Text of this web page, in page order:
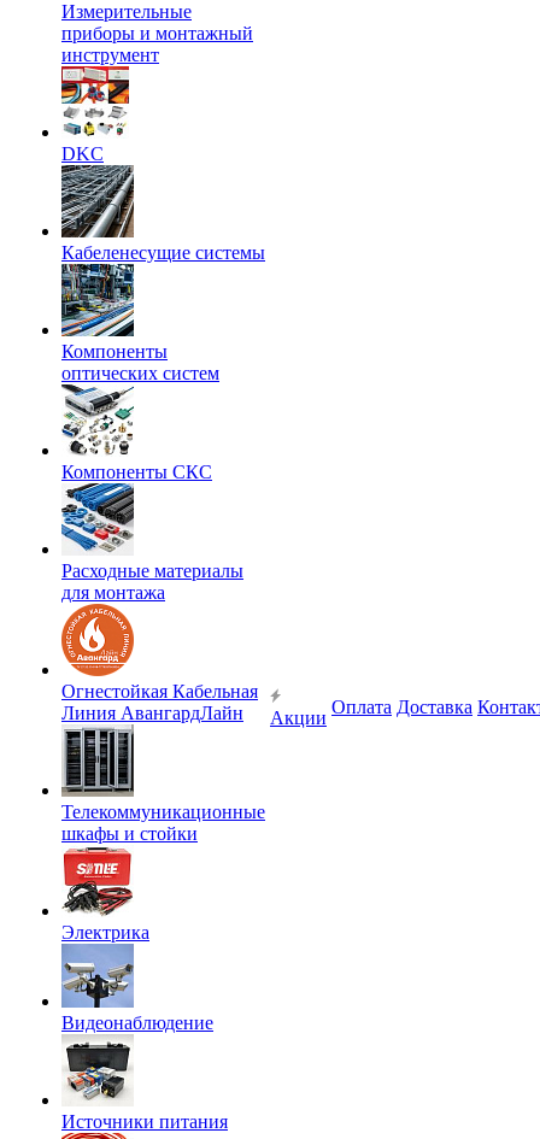
Измерительные
приборы и монтажный
инструмент
DKC
Кабеленесущие системы
Компоненты
оптических систем
Компоненты СКС
Расходные материалы
для монтажа
Огнестойкая Кабельная
Линия АвангардЛайн
Телекоммуникационные
шкафы и стойки
Электрика
Видеонаблюдение
Источники питания
Акции
Оплата Доставка